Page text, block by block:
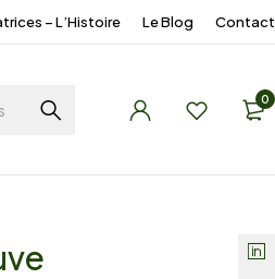
– L’Histoire Le Blog Contact
0